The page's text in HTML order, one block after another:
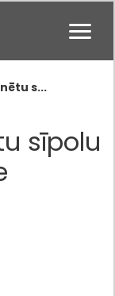
s...
sīpolu